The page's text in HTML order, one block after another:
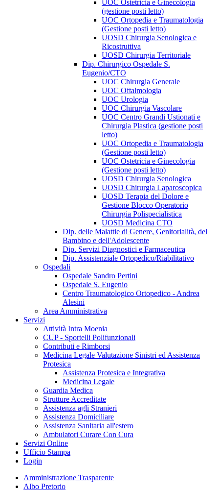
UOC Ostetricia e Ginecologia
(gestione posti letto)
UOC Ortopedia e Traumatologia
(Gestione posti letto)
UOSD Chirurgia Senologica e
Ricostruttiva
UOSD Chirurgia Territoriale
Dip. Chirurgico Ospedale S.
Eugenio/CTO
UOC Chirurgia Generale
UOC Oftalmologia
UOC Urologia
UOC Chirurgia Vascolare
UOC Centro Grandi Ustionati e
Chirurgia Plastica (gestione posti
letto)
UOC Ortopedia e Traumatologia
(Gestione posti letto)
UOC Ostetricia e Ginecologia
(Gestione posti letto)
UOSD Chirurgia Senologica
UOSD Chirurgia Laparoscopica
UOSD Terapia del Dolore e
Gestione Blocco Operatorio
Chirurgia Polispecialistica
UOSD Medicina CTO
Dip. delle Malattie di Genere, Genitorialità, del
Bambino e dell'Adolescente
Dip. Servizi Diagnostici e Farmaceutica
Dip. Assistenziale Ortopedico/Riabilitativo
Ospedali
Ospedale Sandro Pertini
Ospedale S. Eugenio
Centro Traumatologico Ortopedico - Andrea
Alesini
Area Amministrativa
Servizi
Attività Intra Moenia
CUP - Sportelli Polifunzionali
Contributi e Rimborsi
Medicina Legale Valutazione Sinistri ed Assistenza
Protesica
Assistenza Protesica e Integrativa
Medicina Legale
Guardia Medica
Strutture Accreditate
Assistenza agli Stranieri
Assistenza Domiciliare
Assistenza Sanitaria all'estero
Ambulatori Curare Con Cura
Servizi Online
Ufficio Stampa
Login
Amministrazione Trasparente
Albo Pretorio